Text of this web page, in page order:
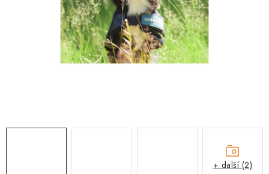
O nás Kontakty
Doprava a platba
+ další (2)